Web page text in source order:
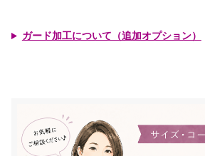
ガード加工について（追加オプション）